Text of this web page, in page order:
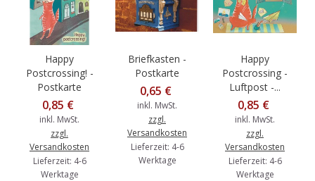
Happy
Postcrossing! -
Postkarte
0,85 €
inkl. MwSt.
zzgl.
Versandkosten
Lieferzeit: 4-6
Werktage
Briefkasten -
Postkarte
0,65 €
inkl. MwSt.
zzgl.
Versandkosten
Lieferzeit: 4-6
Werktage
Happy
Postcrossing -
Luftpost -...
0,85 €
inkl. MwSt.
zzgl.
Versandkosten
Lieferzeit: 4-6
Werktage